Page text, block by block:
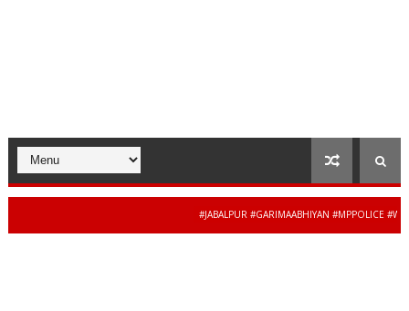
#JABALPUR #GARIMAABHIYAN #MPPOLICE